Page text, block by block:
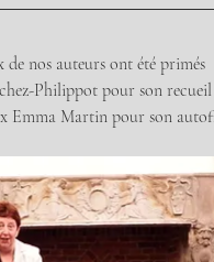
de nos auteurs ont été primés
Philippot pour son recueil
Emma Martin pour son